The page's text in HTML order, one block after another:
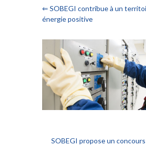
⇐ SOBEGI contribue à un
énergie positive
SOBEGI propose un